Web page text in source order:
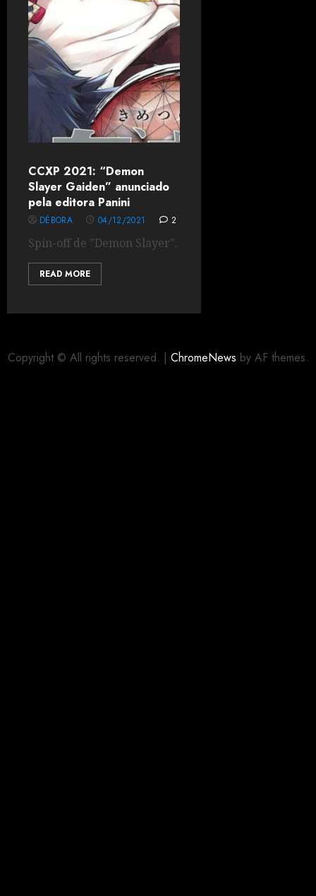
CCXP 2021: “Demon
Slayer Gaiden” anunciado
pela editora Panini
DÉBORA 04/12/2021 2
Spin-off de "Demon Slayer".
READ MORE
Copyright © All rights reserved. | ChromeNews by AF themes.